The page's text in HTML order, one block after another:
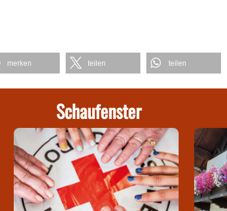
merken teilen teilen
Schaufenster